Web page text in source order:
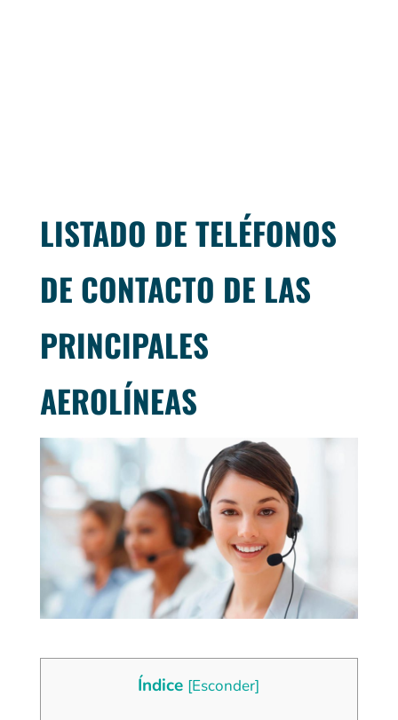
LISTADO DE TELÉFONOS
DE CONTACTO DE LAS
PRINCIPALES
AEROLÍNEAS
Índice [Esconder]